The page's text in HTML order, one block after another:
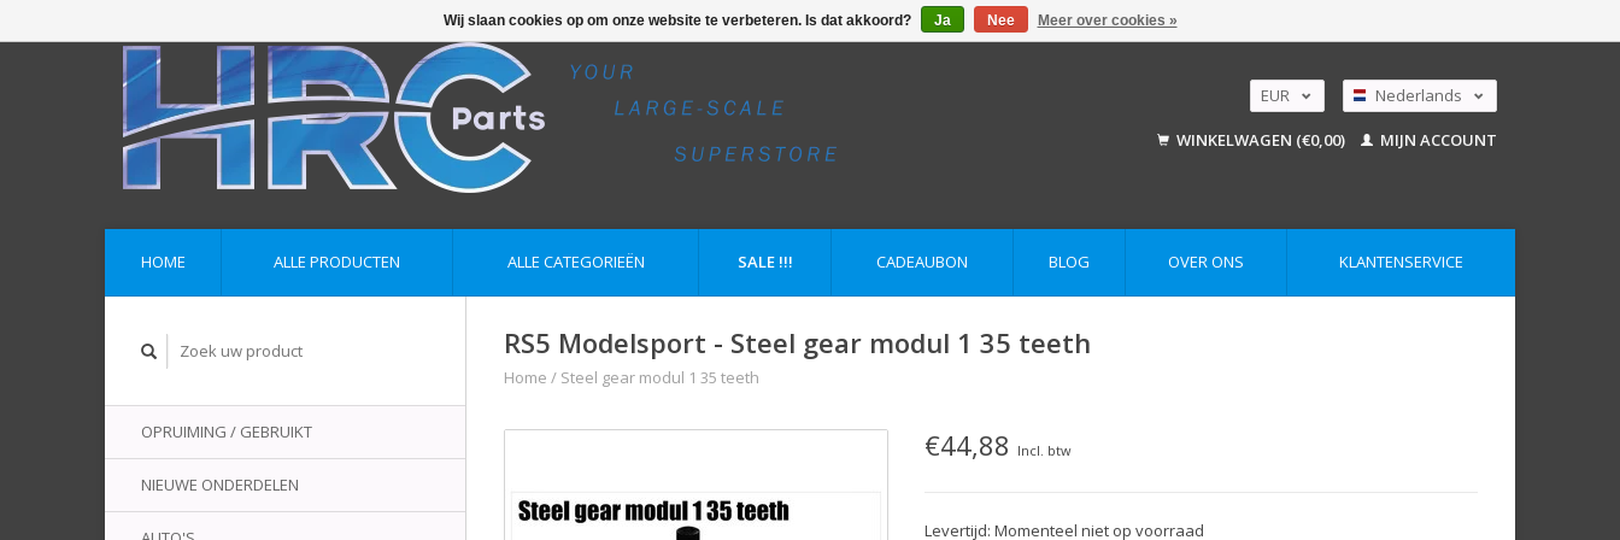
EUR
USD
Nederlands
English
WINKELWAGEN (€0,00) MIJN ACCOUNT
HOME ALLE PRODUCTEN ALLE CATEGORIEËN SALE !!! CADEAUBON BLOG OVER ONS KLANTENSERVICE
OPRUIMING / GEBRUIKT
NIEUWE ONDERDELEN
RS5 Modelsport - Steel gear modul 1 35 teeth
Home / Steel gear modul 1 35 teeth
€44,88 Incl. btw
Levertijd: Momenteel niet op voorraad
Wij slaan cookies op om onze website te verbeteren. Is dat akkoord? Ja Nee Meer over cookies »